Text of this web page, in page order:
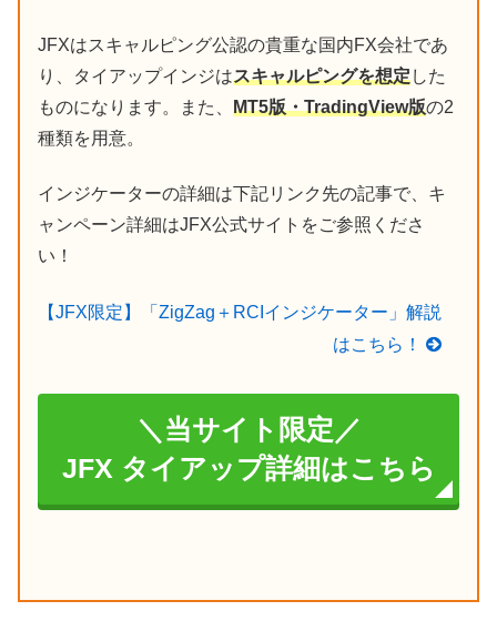
JFXはスキャルピング公認の貴重な国内FX会社であ
り、タイアップインジはスキャルピングを想定した
ものになります。また、 MT5版・TradingView版の2
種類を用意。
インジケーターの詳細は下記リンク先の記事で、キ
ャンペーン詳細はJFX公式サイトをご参照くださ
い！
【JFX限定】「ZigZag＋RCIインジケーター」解説
はこちら！
＼当サイト限定／
JFX タイアップ詳細はこちら